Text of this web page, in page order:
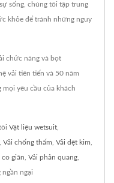
sống, chúng tôi tập trung
khỏe để tránh những nguy
chức năng và bọt
vải tiên tiến và 50 năm
mọi yêu cầu của khách
Vật liệu wetsuit
Vải chống thấm Vải dệt kim
co giãn Vải phản quang
ngần ngại